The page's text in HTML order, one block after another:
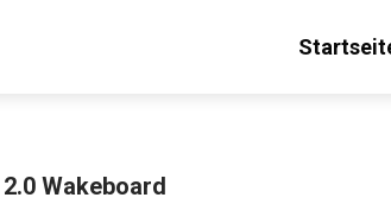
Startseite
Wakeboard
Sale